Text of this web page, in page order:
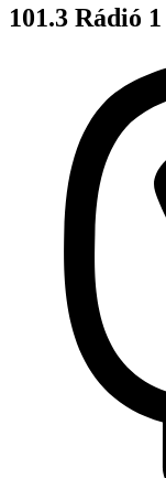
101.3 Rádió